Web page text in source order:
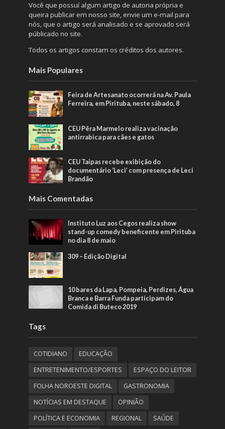
Você que possuí algum artigo de autoria própria e
queira publicar em nosso site, envie um e-mail para
nós, que o artigo será analisado e se aprovado será
públicado no site.
Todos os artigos constam os créditos dos autores.
Mais Populares
Feira de Artesanato ocorrerá na Av. Paula
Ferreira, em Pirituba, neste sábado, 8
CEU Pêra Marmelo realiza vacinação
antirrabica para cães e gatos
CEU Taipas recebe exibição do
documentário ‘Leci’ com presença de Leci
Brandão
Mais Comentadas
Instituto Luz aos Cegos realiza show
stand-up comedy beneficente em Pirituba
no dia 8 de maio
309 – Edição Digital
10 bares da Lapa, Pompeia, Perdizes, Água
Branca e Barra Funda participam do
Comida di Buteco 2019
Tags
COTIDIANO
EDUCAÇÃO
ENTRETENIMENTO/ESPORTES
ESPAÇO DO LEITOR
FOLHA NOROESTE DIGITAL
GASTRONOMIA
NOTÍCIAS EM DESTAQUE
OPINIÃO
POLÍTICA E ECONOMIA
REGIONAL SAÚDE